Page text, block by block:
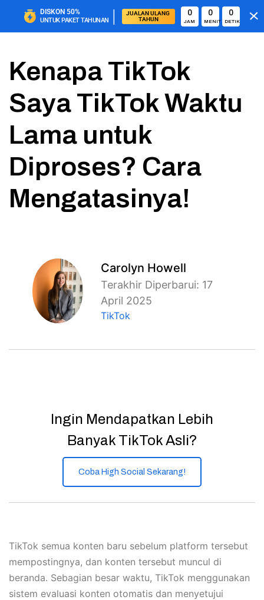
DISKON 50%
UNTUK PAKET TAHUNAN |
JUALAN ULANG
TAHUN
0
JAM
0
MENIT
0
DETIK
Kenapa TikTok
Saya TikTok Waktu
Lama untuk
Diproses? Cara
Mengatasinya!
Carolyn Howell
Terakhir Diperbarui: 17
April 2025
TikTok
Ingin Mendapatkan Lebih
Banyak TikTok Asli?
Coba High Social Sekarang!
TikTok semua konten baru sebelum platform tersebut
mempostingnya, dan konten tersebut muncul di
beranda. Sebagian besar waktu, TikTok menggunakan
sistem evaluasi konten otomatis dan menyetujui